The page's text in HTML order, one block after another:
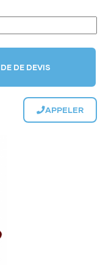
DE DEVIS
APPELER